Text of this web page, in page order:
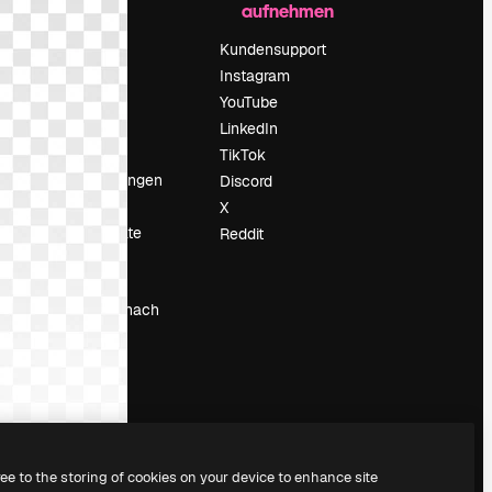
Über uns
Karriere
Blog
Veranstaltungen
Deine Inhalte
Suchst du nach
aufnehmen
Kundensupport
Instagram
YouTube
LinkedIn
TikTok
Discord
X
Reddit
to the storing of cookies on your device to enhance site